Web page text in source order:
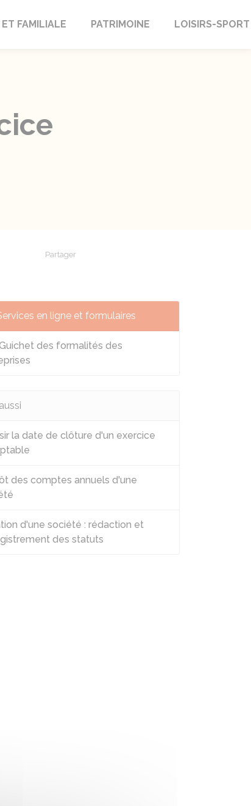
FAMILIALE PATRIMOINE LOISIRS-SPORT
Partager
en ligne et formulaires
des formalités des
la date de clôture d'un exercice
des comptes annuels d'une
d'une société : rédaction et
des statuts